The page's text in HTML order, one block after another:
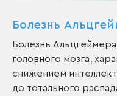
Болезнь
Болезнь
головного мозга,
снижением
до тотального